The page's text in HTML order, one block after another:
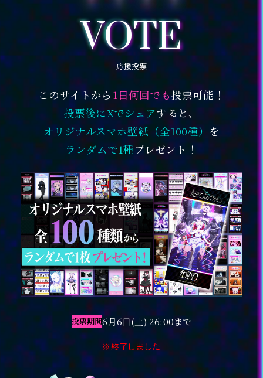
VOTE
応援投票
このサイトから 1日何回でも投票可能！
投票後にXでシェアすると、
オリジナルスマホ壁紙（全100種） を
ランダムで1種プレゼント！
投票期間6月6日(土) 26:00まで
※終了しました